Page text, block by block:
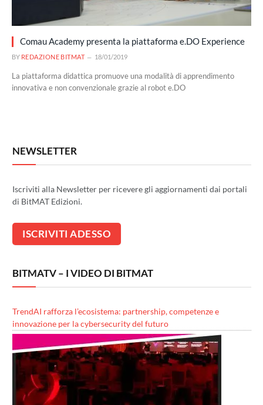
Comau Academy presenta la piattaforma e.DO Experience
BY REDAZIONE BITMAT 18/01/2019
La piattaforma didattica promuove una modalità di apprendimento
innovativa e non convenzionale grazie al robot e.DO
NEWSLETTER
Iscriviti alla Newsletter per ricevere gli aggiornamenti dai portali
di BitMAT Edizioni.
BITMATV – I VIDEO DI BITMAT
TrendAI rafforza l’ecosistema: partnership, competenze e
innovazione per la cybersecurity del futuro